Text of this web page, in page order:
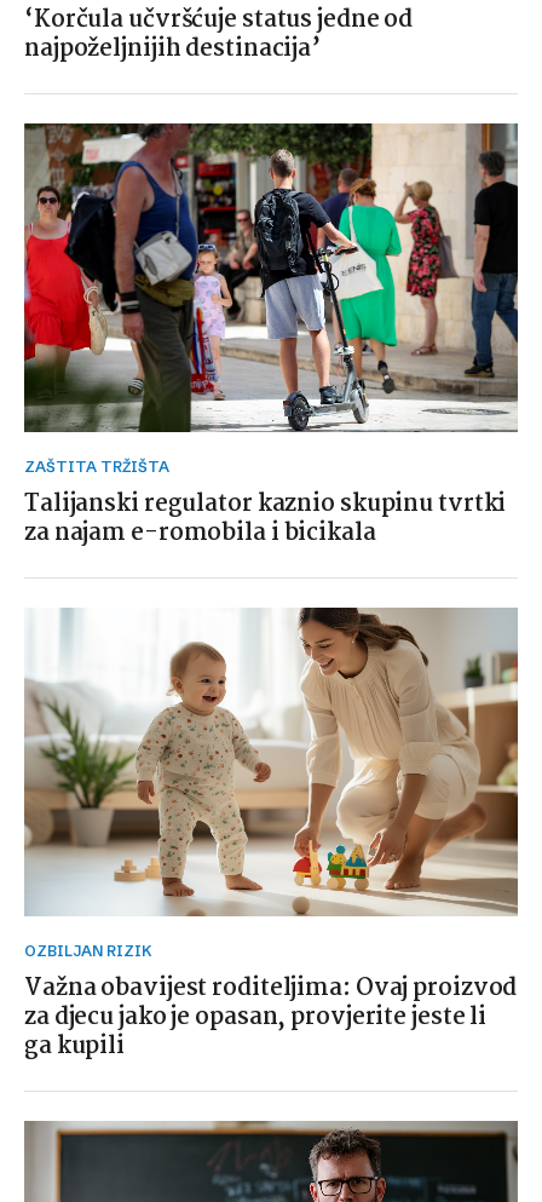
‘Korčula učvršćuje status jedne od
najpoželjnijih destinacija’
ZAŠTITA TRŽIŠTA
Talijanski regulator kaznio skupinu tvrtki
za najam e-romobila i bicikala
OZBILJAN RIZIK
Važna obavijest roditeljima: Ovaj proizvod
za djecu jako je opasan, provjerite jeste li
ga kupili